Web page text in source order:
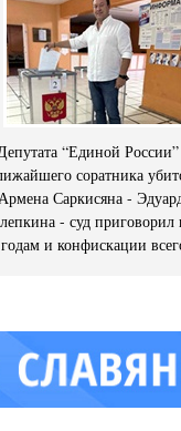
“Единой
соратника
Саркисяна -
- суд приговорил
годам и конфискации